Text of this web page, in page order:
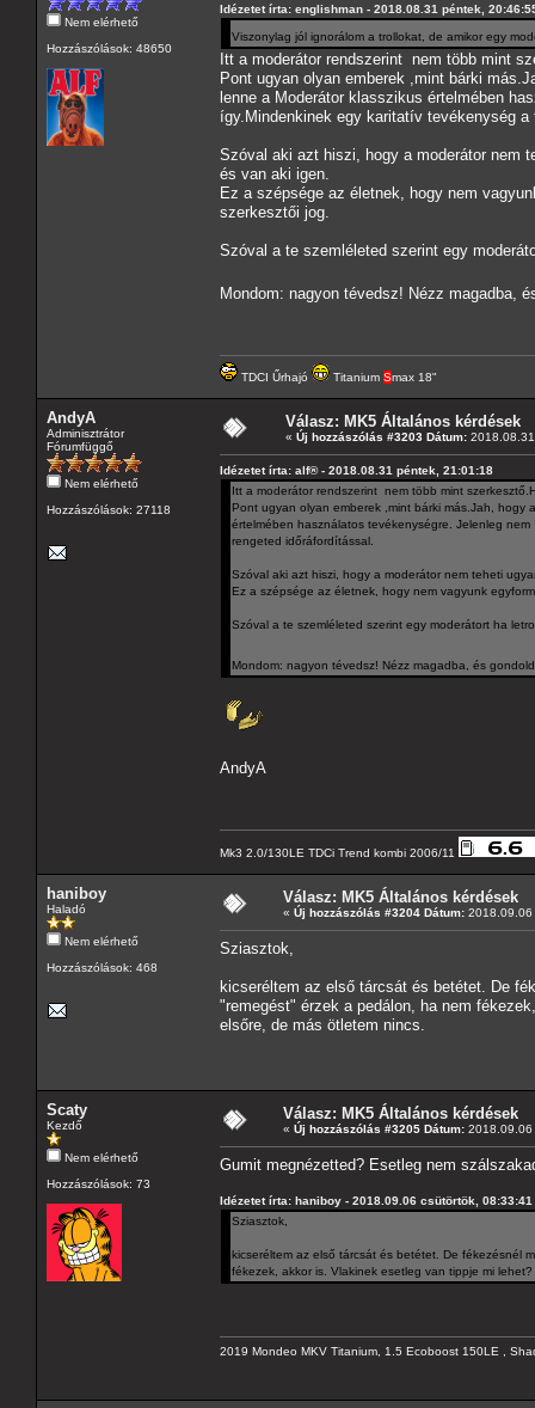
Nem elérhető
Hozzászólások: 48650
Idézetet írta: englishman - 2018.08.31 péntek,
Viszonylag jól ignorálom a trollokat, de amikor egy
Itt a moderátor rendszerint nem több mint
Pont ugyan olyan emberek ,mint bárki
lenne a Moderátor klasszikus értelmében
így.Mindenkinek egy karitatív tevékenység
Szóval aki azt hiszi, hogy a moderátor nem
és van aki igen.
Ez a szépsége az életnek, hogy nem
szerkesztői jog.
Szóval a te szemléleted szerint egy
Mondom: nagyon tévedsz! Nézz magadba,
TDCI Űrhajó Titanium Smax 18"
AndyA
Adminisztrátor
Fórumfüggő
Nem elérhető
Hozzászólások: 27118
Válasz: MK5 Általános kérdések
« Új hozzászólás #3203 Dátum:
Idézetet írta: alf® - 2018.08.31 péntek, 21:01:18
Itt a moderátor rendszerint nem több mint
Pont ugyan olyan emberek ,mint bárki más.Jah,
értelmében használatos tevékenységre. Jelenleg
rengeted időráfordítással.
Szóval aki azt hiszi, hogy a moderátor nem teheti
Ez a szépsége az életnek, hogy nem vagyunk
Szóval a te szemléleted szerint egy moderátort ha
Mondom: nagyon tévedsz! Nézz magadba, és
AndyA
Mk3 2.0/130LE TDCi Trend kombi 2006/11
haniboy
Haladó
Nem elérhető
Hozzászólások: 468
Válasz: MK5 Általános kérdések
« Új hozzászólás #3204 Dátum: 2018.09.06
Sziasztok,
kicseréltem az első tárcsát és betétet. De
"remegést" érzek a pedálon, ha nem
elsőre, de más ötletem nincs.
Scaty
Kezdő
Nem elérhető
Hozzászólások: 73
Válasz: MK5 Általános kérdések
« Új hozzászólás #3205 Dátum: 2018.09.06
Gumit megnézetted? Esetleg nem
Idézetet írta: haniboy - 2018.09.06 csütörtök, 08:33:41
Sziasztok,
kicseréltem az első tárcsát és betétet. De fékezésnél
fékezek, akkor is. Vlakinek esetleg van tippje mi
2019 Mondeo MKV Titanium, 1.5 Ecoboost 150LE ,